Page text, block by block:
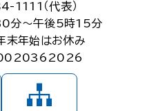
（代表）
分～午後5時15分
末年始はお休み